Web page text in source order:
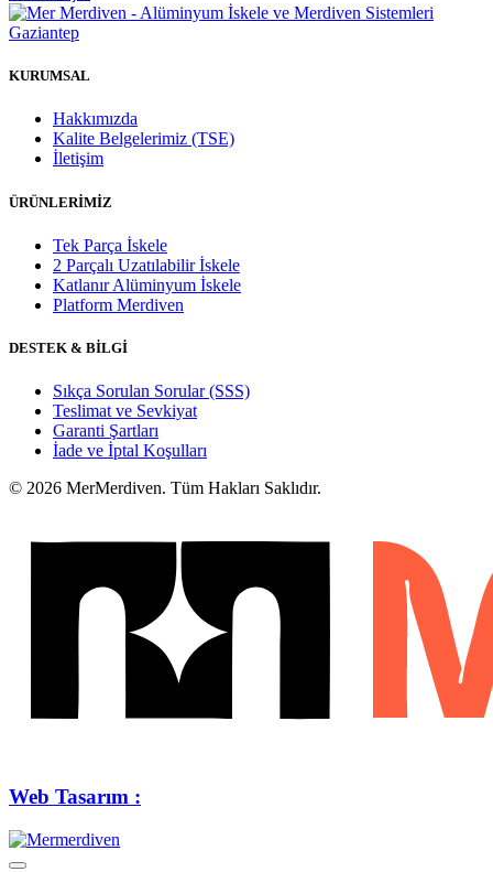
KURUMSAL
Hakkımızda
Kalite Belgelerimiz (TSE)
İletişim
ÜRÜNLERİMİZ
Tek Parça İskele
2 Parçalı Uzatılabilir İskele
Katlanır Alüminyum İskele
Platform Merdiven
DESTEK & BİLGİ
Sıkça Sorulan Sorular (SSS)
Teslimat ve Sevkiyat
Garanti Şartları
İade ve İptal Koşulları
© 2026 MerMerdiven. Tüm Hakları Saklıdır.
Web Tasarım :